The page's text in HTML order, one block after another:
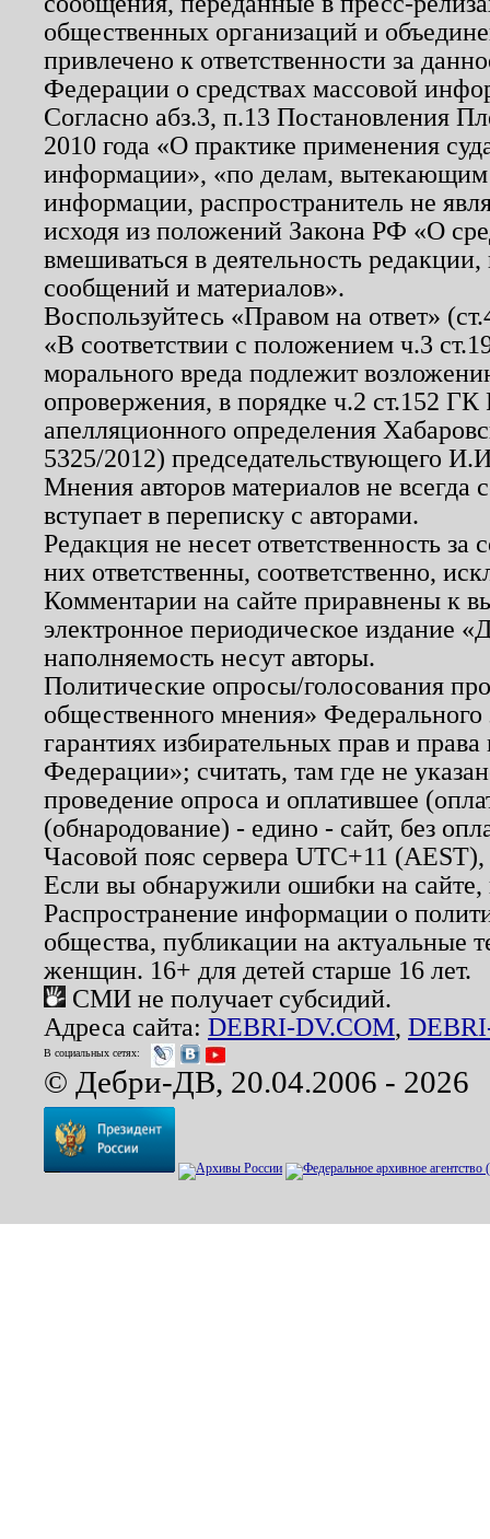
общественных организаций и
привлечено к ответственности за
Федерации о средствах массовой
Согласно абз.3, п.13 Постановления
2010 года «О практике применения
информации», «по делам, вытекающим
информации, распространитель не
исходя из положений Закона РФ «О
вмешиваться в деятельность
сообщений и материалов».
Воспользуйтесь «Правом на ответ»
«В соответствии с положением ч.3
морального вреда подлежит
опровержения, в порядке ч.2 ст.152
апелляционного определения
5325/2012) председательствующего
Мнения авторов материалов не
вступает в переписку с авторами.
Редакция не несет ответственность
них ответственны, соответственно,
Комментарии на сайте приравнены к
электронное периодическое издание
наполняемость несут авторы.
Политические опросы/голосования
общественного мнения»
гарантиях избирательных прав и
Федерации»; считать, там где не
проведение опроса и оплатившее
(обнародование) - едино - сайт, без
Часовой пояс сервера UTC+11
Если вы обнаружили ошибки на
Распространение информации о
общества, публикации на актуальные
женщин. 16+ для детей старше 16 лет.
СМИ не получает субсидий.
Адреса сайта: DEBRI-DV.COM,
В социальных сетях:
© Дебри-ДВ, 20.04.2006 - 2026